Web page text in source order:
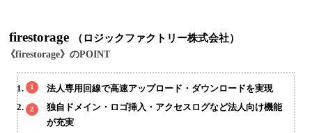
firestorage （ロジックファクトリー株式会社）
《firestorage》のPOINT
法人専用回線で高速アップロード・ダウンロードを実現
独自ドメイン・ロゴ挿入・アクセスログなど法人向け機能
が充実